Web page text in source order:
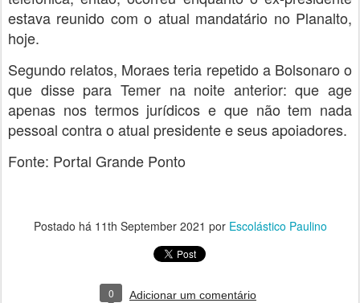
estava reunido com o atual mandatário no Planalto,
hoje.
Segundo relatos, Moraes teria repetido a Bolsonaro o
que disse para Temer na noite anterior: que age
apenas nos termos jurídicos e que não tem nada
pessoal contra o atual presidente e seus apoiadores.
Fonte: Portal Grande Ponto
Postado há 11th September 2021 por Escolástico Paulino
0 Adicionar um comentário